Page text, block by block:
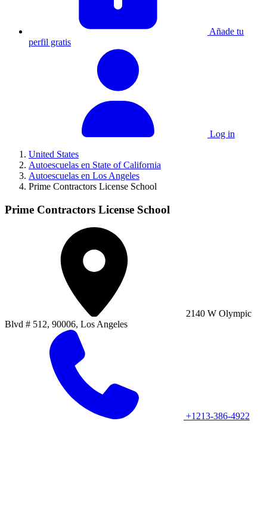
Añade tu
perfil gratis
Log in
United States
Autoescuelas en State of California
Autoescuelas en Los Angeles
Prime Contractors License School
Prime Contractors License School
2140 W Olympic
Blvd # 512, 90006, Los Angeles
+1213-386-4922